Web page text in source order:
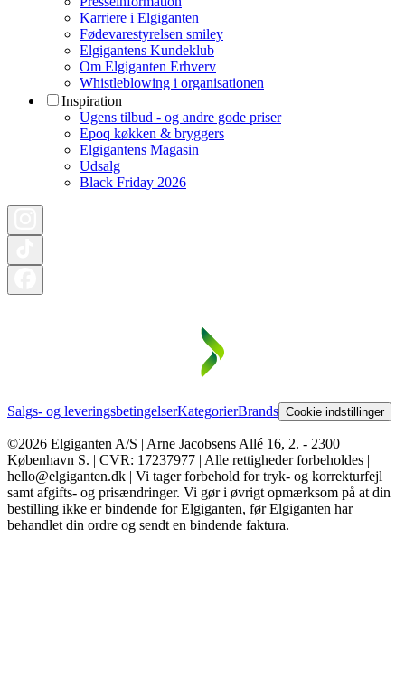
Karriere i Elgiganten
Fødevarestyrelsen smiley
Elgigantens Kundeklub
Om Elgiganten Erhverv
Whistleblowing i organisationen
Inspiration
Ugens tilbud - og andre gode priser
Epoq køkken & bryggers
Elgigantens Magasin
Udsalg
Black Friday 2026
Salgs- og leveringsbetingelserKategorierBrands Cookie indstillinger
©2026 Elgiganten A/S | Arne Jacobsens Allé 16, 2. - 2300
København S. | CVR: 17237977 | Alle rettigheder forbeholdes |
hello@elgiganten.dk | Vi tager forbehold for tryk- og korrekturfejl
samt afgifts- og prisændringer. Vi gør i øvrigt opmærksom på at din
bestilling ikke er bindende for Elgiganten, før Elgiganten har
behandlet din ordre og sendt en bindende faktura.